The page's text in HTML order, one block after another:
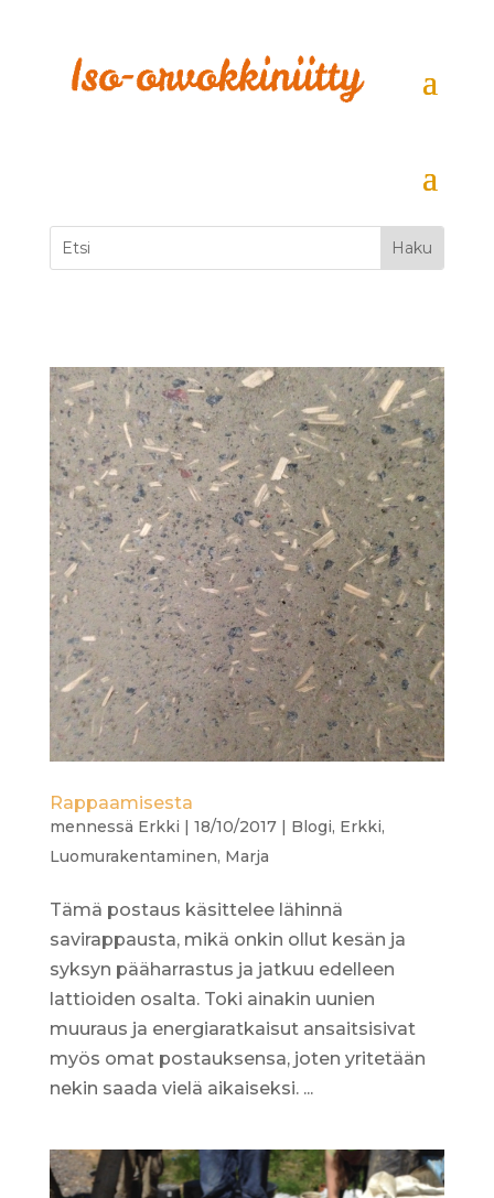
Rappaamisesta
mennessä Erkki 18/10/2017| Blogi, Erkki,
Luomurakentaminen, Marja
Tämä postaus käsittelee lähinnä
savirappausta, mikä onkin ollut kesän ja
syksyn pääharrastus ja jatkuu edelleen
lattioiden osalta. Toki ainakin uunien
muuraus ja energiaratkaisut ansaitsisivat
myös omat postauksensa, joten yritetään
nekin saada vielä aikaiseksi. ...